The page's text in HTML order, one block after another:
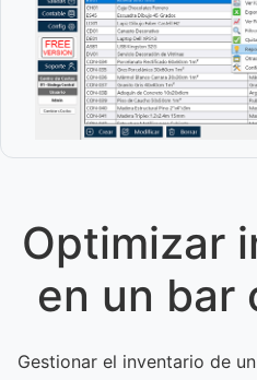
Optimizar
en un bar
Gestionar el inventario de